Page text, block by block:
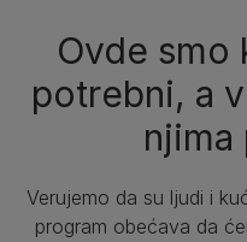
Ovde smo
potrebni, a
njima
Verujemo da su ljudi i
program obećava da